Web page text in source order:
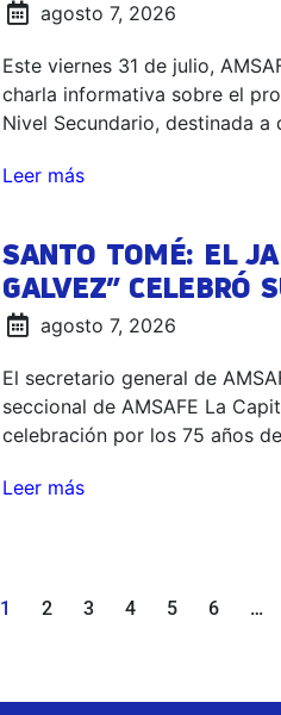
agosto 7, 2026
Este viernes 31 de julio,
charla informativa sobre el
Nivel Secundario, destinada a
Leer más
SANTO TOMÉ: EL
GALVEZ” CELEBRÓ
agosto 7, 2026
El secretario general de
seccional de AMSAFE La
celebración por los 75 años
Leer más
1 2 3 4 5 6 …